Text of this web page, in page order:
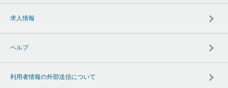
求人情報
ヘルプ
利用者情報の外部送信について